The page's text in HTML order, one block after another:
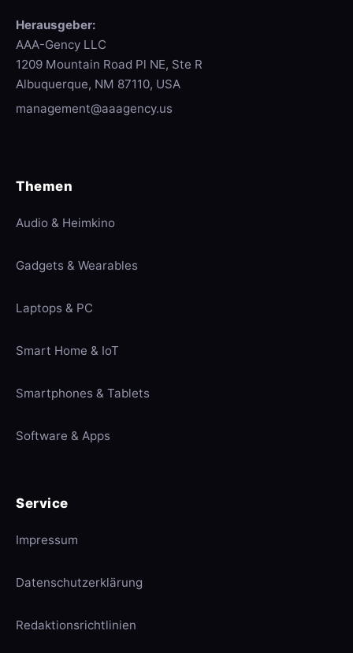
Herausgeber:
AAA-Gency LLC
1209 Mountain Road Pl NE, Ste R
Albuquerque, NM 87110, USA
management@aaagency.us
Themen
Audio & Heimkino
Gadgets & Wearables
Laptops & PC
Smart Home & IoT
Smartphones & Tablets
Software & Apps
Service
Impressum
Datenschutzerklärung
Redaktionsrichtlinien